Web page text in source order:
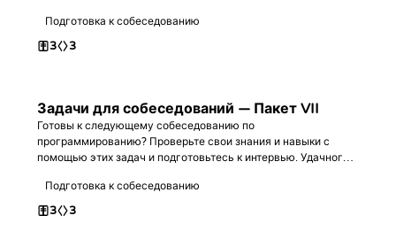
Подготовка к собеседованию
3 3
Задачи для собеседований — Пакет VII
Готовы к следующему собеседованию по
программированию? Проверьте свои знания и навыки с
помощью этих задач и подготовьтесь к интервью. Удачного
Подготовка к собеседованию
3 3